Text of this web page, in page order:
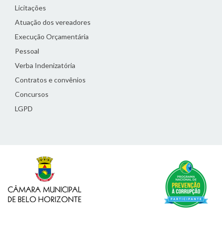
Licitações
Atuação dos vereadores
Execução Orçamentária
Pessoal
Verba Indenizatória
Contratos e convênios
Concursos
LGPD